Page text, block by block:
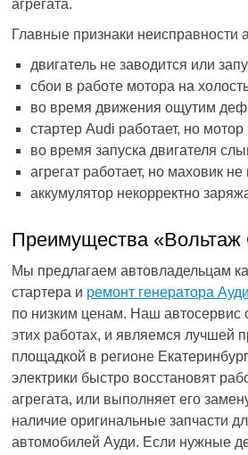
агрегата.
Главные признаки неисправности
двигатель не заводится или
сбои в работе мотора на
во время движения ощутим
стартер Audi работает, но мотор
во время запуска двигателя
агрегат работает, но маховик не
аккумулятор некорректно
Преимущества «Вольтаж
Мы предлагаем автовладельцам
стартера и ремонт генератора Ауди
по низким ценам. Наш автосервис
этих работах, и являемся лучшей
площадкой в регионе
электрики быстро восстановят
агрегата, или выполняет его
наличие оригинальные запчасти
автомобилей Ауди. Если нужные